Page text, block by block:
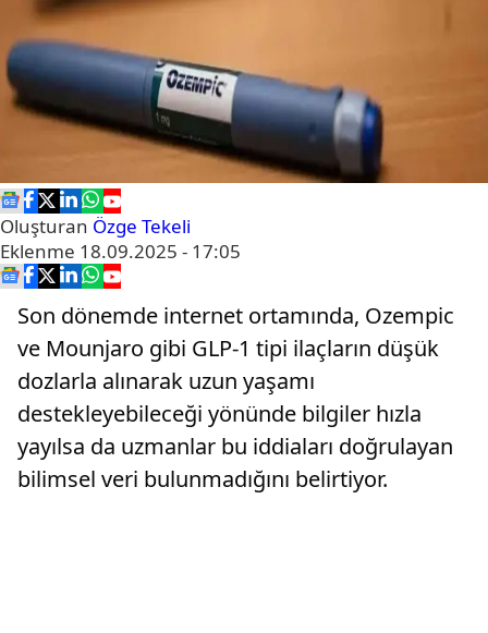
Oluşturan Özge Tekeli
Eklenme 18.09.2025 - 17:05
Son dönemde internet ortamında, Ozempic
ve Mounjaro gibi GLP-1 tipi ilaçların düşük
dozlarla alınarak uzun yaşamı
destekleyebileceği yönünde bilgiler hızla
yayılsa da uzmanlar bu iddiaları doğrulayan
bilimsel veri bulunmadığını belirtiyor.